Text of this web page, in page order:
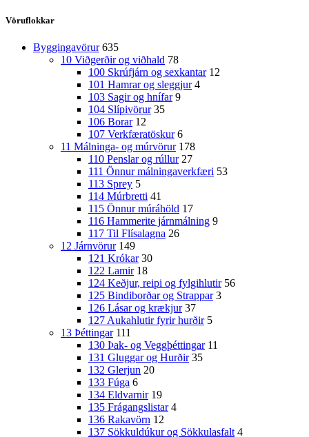
Vöruflokkar
Byggingavörur 635
10 Viðgerðir og viðhald 78
100 Skrúfjárn og sexkantar 12
101 Hamrar og sleggjur 4
103 Sagir og hnífar 9
104 Slípivörur 35
106 Borar 12
107 Verkfæratöskur 6
11 Málninga- og múrvörur 178
110 Penslar og rúllur 27
111 Önnur málningaverkfæri 53
113 Sprey 5
114 Múrbretti 41
115 Önnur múráhöld 17
116 Hammerite járnmálning 9
117 Til Flísalagna 26
12 Járnvörur 149
121 Krókar 30
122 Lamir 18
124 Keðjur, reipi og fylgihlutir 56
125 Bindiborðar og Strappar 3
126 Lásar og krækjur 37
127 Aukahlutir fyrir hurðir 5
13 Þéttingar 111
130 Þak- og Veggþéttingar 11
131 Gluggar og Hurðir 35
132 Glerjun 20
133 Fúga 6
134 Eldvarnir 19
135 Frágangslistar 4
136 Rakavörn 12
137 Sökkuldúkur og Sökkulasfalt 4